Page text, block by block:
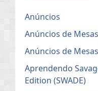
Anúncios
Anúncios de
Anúncios de
Aprendendo
Edition (SWADE)